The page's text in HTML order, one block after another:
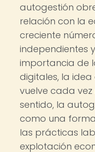
autogestión
relación con la
creciente
independientes
importancia de
digitales, la
vuelve cada vez
sentido, la
como una
las prácticas
explotación